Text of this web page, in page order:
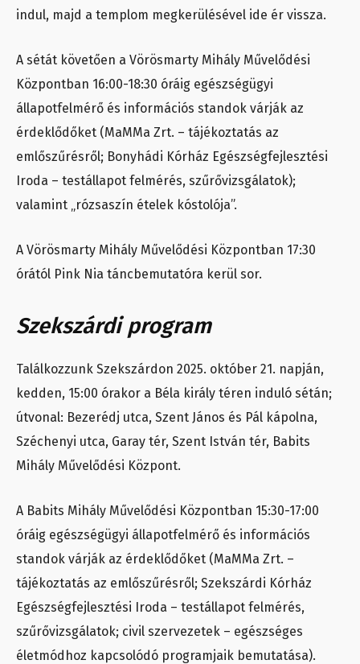
indul, majd a templom megkerülésével ide ér vissza.
A sétát követően a Vörösmarty Mihály Művelődési
Központban 16:00-18:30 óráig egészségügyi
állapotfelmérő és információs standok várják az
érdeklődőket (MaMMa Zrt. – tájékoztatás az
emlőszűrésről; Bonyhádi Kórház Egészségfejlesztési
Iroda – testállapot felmérés, szűrővizsgálatok);
valamint „rózsaszín ételek kóstolója”.
A Vörösmarty Mihály Művelődési Központban 17:30
órától Pink Nia táncbemutatóra kerül sor.
Szekszárdi program
Találkozzunk Szekszárdon 2025. október 21. napján,
kedden, 15:00 órakor a Béla király téren induló sétán;
útvonal: Bezerédj utca, Szent János és Pál kápolna,
Széchenyi utca, Garay tér, Szent István tér, Babits
Mihály Művelődési Központ.
A Babits Mihály Művelődési Központban 15:30-17:00
óráig egészségügyi állapotfelmérő és információs
standok várják az érdeklődőket (MaMMa Zrt. –
tájékoztatás az emlőszűrésről; Szekszárdi Kórház
Egészségfejlesztési Iroda – testállapot felmérés,
szűrővizsgálatok; civil szervezetek – egészséges
életmódhoz kapcsolódó programjaik bemutatása).